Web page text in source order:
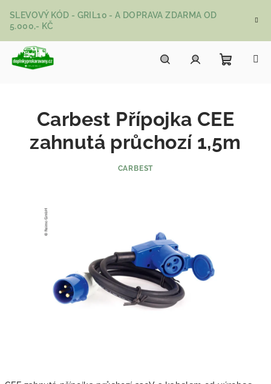
SLEVOVÝ KÓD - GRIL10 - A DOPRAVA ZDARMA OD
5.000,- KČ
Carbest Přípojka CEE
zahnutá průchozí 1,5m
CARBEST